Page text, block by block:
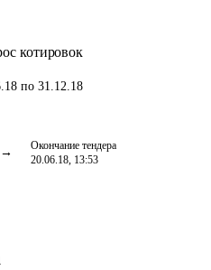
котировок
по 31.12.18
Окончание тендера
20.06.18, 13:53